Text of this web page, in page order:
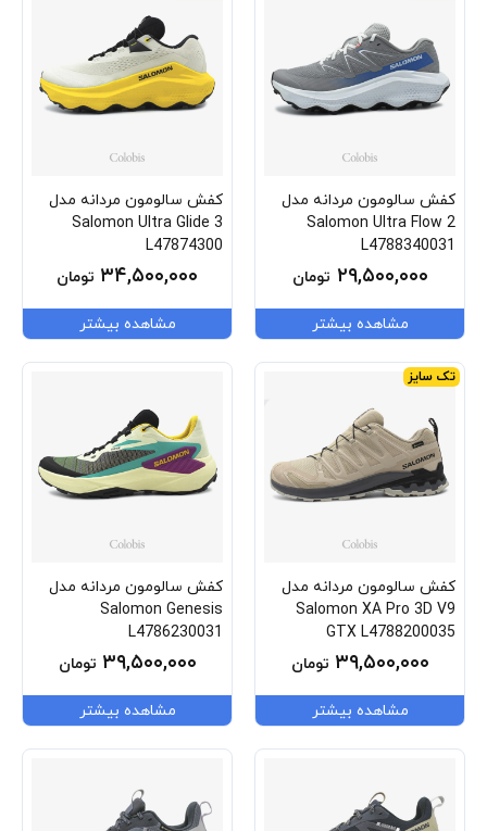
کفش سالومون مردانه مدل
Salomon Ultra Flow 2
L4788340031
۲۹,۵۰۰,۰۰۰ تومان
مشاهده بیشتر
کفش سالومون مردانه مدل
Salomon Ultra Glide 3
L47874300
۳۴,۵۰۰,۰۰۰ تومان
مشاهده بیشتر
تک سایز
کفش سالومون مردانه مدل
Salomon XA Pro 3D V9
GTX L4788200035
۳۹,۵۰۰,۰۰۰ تومان
مشاهده بیشتر
کفش سالومون مردانه مدل
Salomon Genesis
L4786230031
۳۹,۵۰۰,۰۰۰ تومان
مشاهده بیشتر